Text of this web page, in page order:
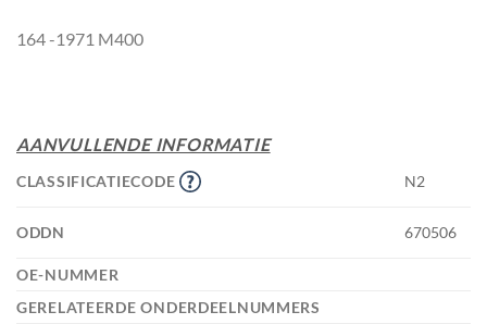
164 -1971 M400
AANVULLENDE INFORMATIE
CLASSIFICATIECODE N2
ODDN 670506
OE-NUMMER
GERELATEERDE ONDERDEELNUMMERS